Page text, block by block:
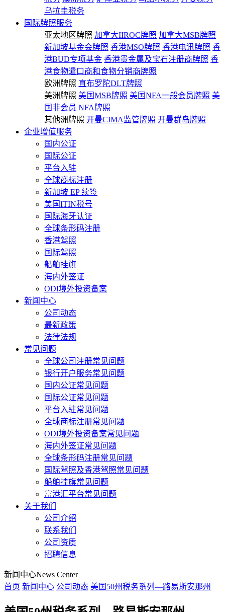
乌拉圭税务
国际牌照服务
亚太地区牌照 加拿大IIROC牌照 加拿大MSB牌照
新加坡基金会牌照 香港MSO牌照 香港电讯牌照 香
港BUD专项基金 香港贵金属及宝石注册商牌照 香
港食物遣口商和食物分销商牌照
欧洲牌照 直布罗陀DLT牌照
美洲牌照 美国MSB牌照 美国NFA一般会员牌照 美
国非会员 NFA牌照
其他洲牌照 开曼CIMA监管牌照 开曼群岛牌照
企业增值服务
国内公证
国际公证
平台入驻
全球商标注册
新加坡 EP 续签
美国ITIN税号
国际海牙认证
全球条形码注册
香港驾照
国际驾照
船舶挂旗
海内外签证
ODI境外投资备案
新闻中心
公司动态
最新政策
法律法规
常见问题
全球公司注册常见问题
银行开户服务常见问题
国内公证常见问题
国际公证常见问题
平台入驻常见问题
全球商标注册常见问题
ODI境外投资备案常见问题
海内外签证常见问题
全球条形码注册常见问题
国际驾照及香港驾照常见问题
船舶挂旗常见问题
富港汇平台常见问题
关于我们
公司介绍
联系我们
公司资质
招聘信息
新闻中心News Center
首页 新闻中心 公司动态 美国50州税务系列—路易斯安那州